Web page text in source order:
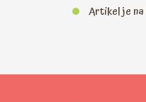
Artikel je